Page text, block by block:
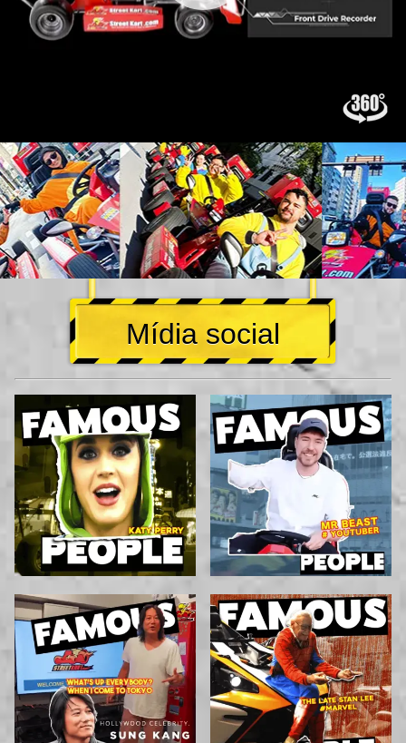
Mídia social